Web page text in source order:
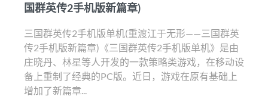
国群英传2手机版新篇章)
三国群英传2手机版单机(重渡江于无形——三国群英
传2手机版新篇章)《三国群英传2手机版单机》是由
庄晓丹、林星等人开发的一款策略类游戏，在移动设
备上重制了经典的PC版。近日，游戏在原有基础上
增加了新篇章...